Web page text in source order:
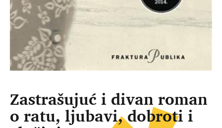
Zastrašujuć i divan roman
o ratu, ljubavi, dobroti i